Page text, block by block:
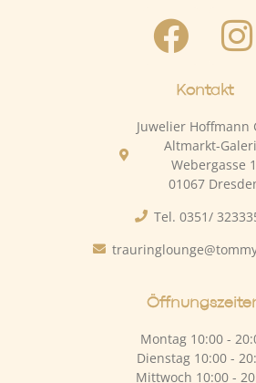
Kontakt
Juwelier Hoffmann
Altmarkt-
Webergasse 1
01067
Tel. 0351/
Montag 10:00 -
Dienstag 10:00 -
Mittwoch 10:00 -